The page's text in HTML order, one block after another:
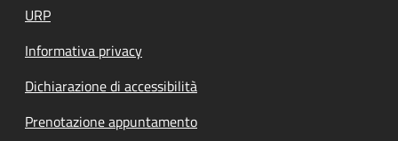
URP
Informativa privacy
Dichiarazione di accessibilità
Prenotazione appuntamento